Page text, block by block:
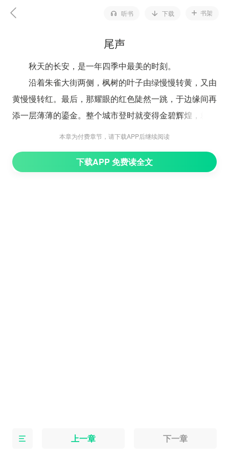
听书 下载 书架
尾声
秋天的长安，是一年四季中最美的时刻。
沿着朱雀大街两侧，枫树的叶子由绿慢慢转黄，又由
黄慢慢转红。最后，那耀眼的红色陡然一跳，于边缘间再
添一层薄薄的鎏金。整个城市登时就变得金碧辉煌，就像
被罩在云霞里般，如梦似幻。
经被人血染红的街道，也被洗得不留任何痕迹。那些被乱
本章为付费章节，请下载APP后继续阅读
下载APP 免费读全文
上一章 下一章